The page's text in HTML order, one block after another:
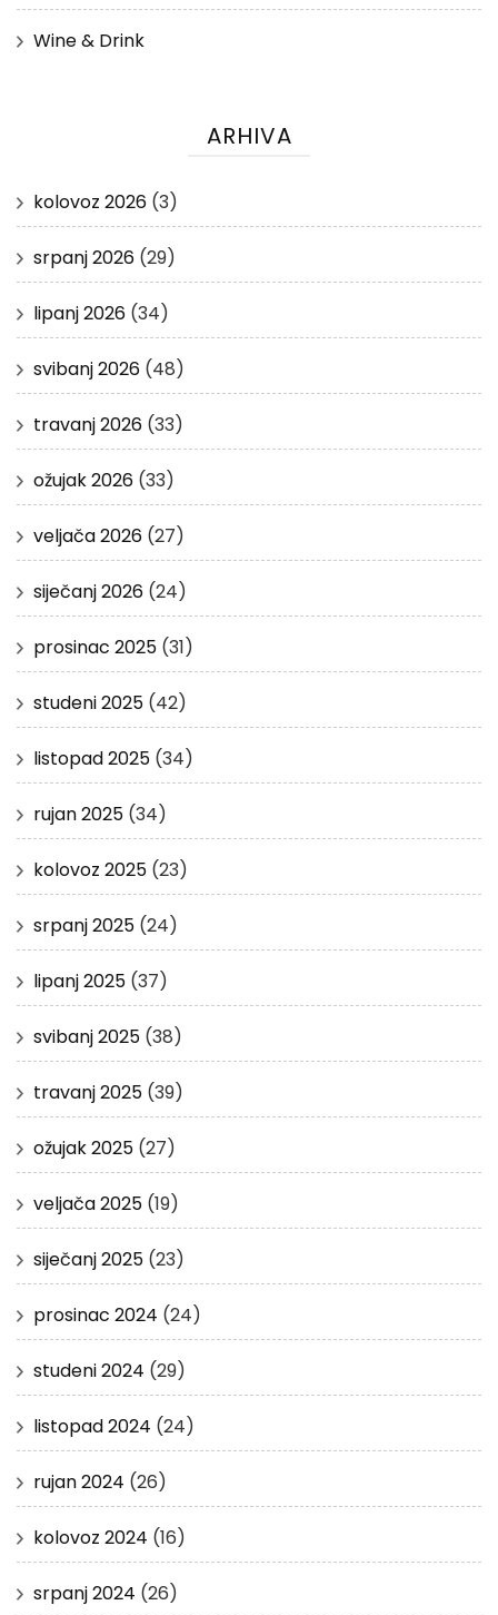
Wine & Drink
ARHIVA
kolovoz 2026 (3)
srpanj 2026 (29)
lipanj 2026 (34)
svibanj 2026 (48)
travanj 2026 (33)
ožujak 2026 (33)
veljača 2026 (27)
siječanj 2026 (24)
prosinac 2025 (31)
studeni 2025 (42)
listopad 2025 (34)
rujan 2025 (34)
kolovoz 2025 (23)
srpanj 2025 (24)
lipanj 2025 (37)
svibanj 2025 (38)
travanj 2025 (39)
ožujak 2025 (27)
veljača 2025 (19)
siječanj 2025 (23)
prosinac 2024 (24)
studeni 2024 (29)
listopad 2024 (24)
rujan 2024 (26)
kolovoz 2024 (16)
srpanj 2024 (26)